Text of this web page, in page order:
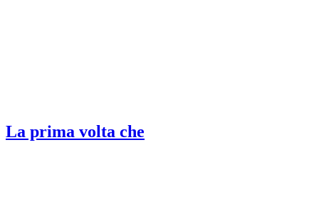
La prima volta che